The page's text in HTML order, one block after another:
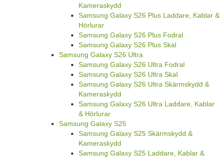
Kameraskydd
Samsung Galaxy S26 Plus Laddare, Kablar &
Hörlurar
Samsung Galaxy S26 Plus Fodral
Samsung Galaxy S26 Plus Skal
Samsung Galaxy S26 Ultra
Samsung Galaxy S26 Ultra Fodral
Samsung Galaxy S26 Ultra Skal
Samsung Galaxy S26 Ultra Skärmskydd &
Kameraskydd
Samsung Galaxy S26 Ultra Laddare, Kablar
& Hörlurar
Samsung Galaxy S25
Samsung Galaxy S25 Skärmskydd &
Kameraskydd
Samsung Galaxy S25 Laddare, Kablar &